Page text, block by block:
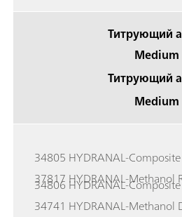
Титрующий
Medium
Титрующий
Medium
34805 HYDRANAL-
34806 HYDRANAL-
37817 HYDRANAL-Methanol
34741 HYDRANAL-Methanol